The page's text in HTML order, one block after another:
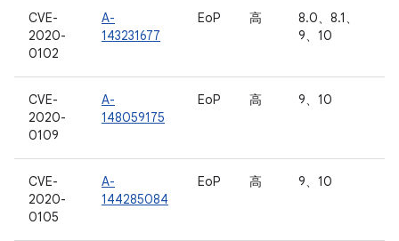
CVE-
2020-
0102
A-
143231677
EoP 高
8.0、8.1、
9、10
CVE-
2020-
0109
A-
148059175
EoP 高 9、10
CVE-
2020-
0105
A-
144285084
EoP 高 9、10